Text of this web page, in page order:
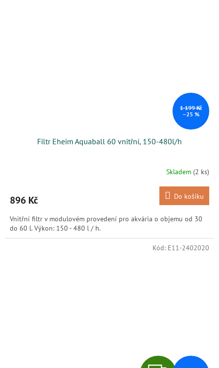
1 199 Kč
–25 %
Filtr Eheim Aquaball 60 vnitřní, 150-480l/h
Skladem (2 ks)
896 Kč Do košíku
Vnitřní filtr v modulovém provedení pro akvária o objemu od 30
do 60 l. Výkon: 150 - 480 l / h.
Kód: E11-2402020